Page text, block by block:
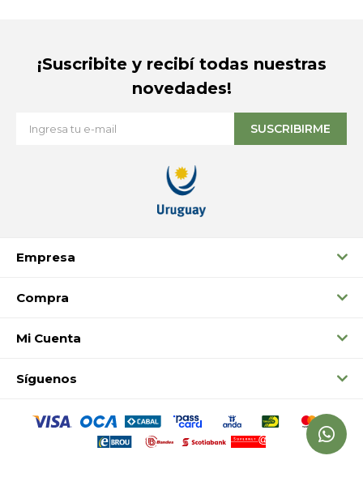
Empresa
Compra
Mi Cuenta
Síguenos
¡Suscribite y recibí todas nuestras
novedades!
SUSCRIBIRME